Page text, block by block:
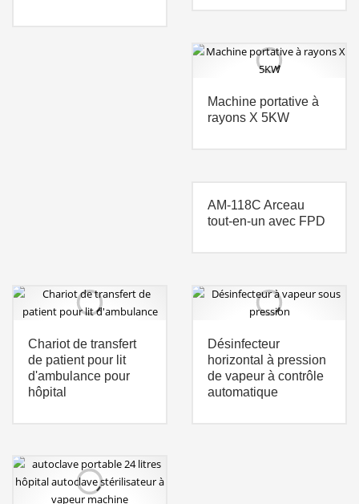
Machine portative à
rayons X 5KW
AM-118C Arceau
tout-en-un avec FPD
Chariot de transfert
de patient pour lit
d'ambulance pour
hôpital
Désinfecteur
horizontal à pression
de vapeur à contrôle
automatique